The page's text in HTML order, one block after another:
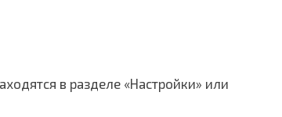
в разделе «Настройки» или